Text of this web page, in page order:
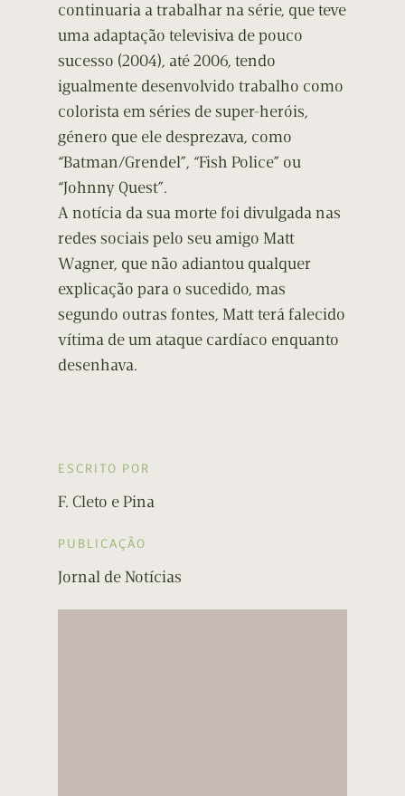
continuaria a trabalhar na série, que teve
uma adaptação televisiva de pouco
sucesso (2004), até 2006, tendo
igualmente desenvolvido trabalho como
colorista em séries de super-heróis,
género que ele desprezava, como
“Batman/Grendel”, “Fish Police” ou
“Johnny Quest”.
A notícia da sua morte foi divulgada nas
redes sociais pelo seu amigo Matt
Wagner, que não adiantou qualquer
explicação para o sucedido, mas
segundo outras fontes, Matt terá falecido
vítima de um ataque cardíaco enquanto
desenhava.
ESCRITO POR
F. Cleto e Pina
PUBLICAÇÃO
Jornal de Notícias